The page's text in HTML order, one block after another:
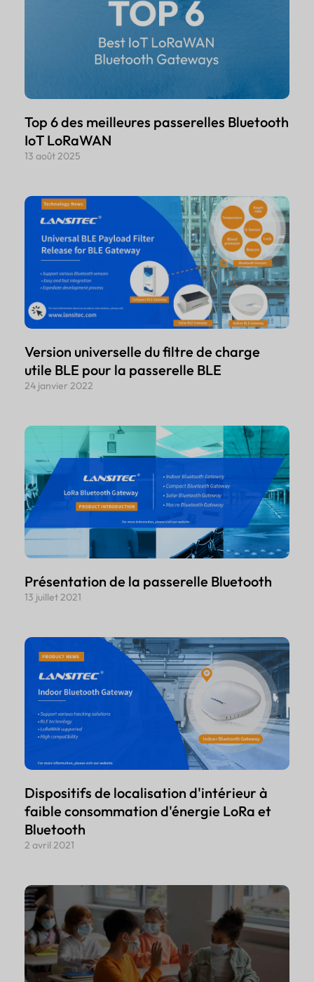
Top 6 des meilleures passerelles Bluetooth
IoT LoRaWAN
13 août 2025
Version universelle du filtre de charge
utile BLE pour la passerelle BLE
24 janvier 2022
Présentation de la passerelle Bluetooth
13 juillet 2021
Dispositifs de localisation d'intérieur à
faible consommation d'énergie LoRa et
Bluetooth
2 avril 2021